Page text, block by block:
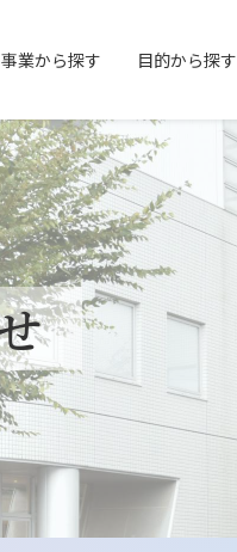
事業から探す 目的から探す